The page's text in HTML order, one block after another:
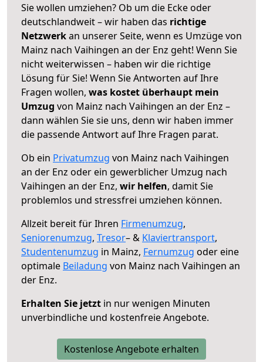
Sie wollen umziehen? Ob um die Ecke oder
deutschlandweit – wir haben das richtige
Netzwerkan unserer Seite, wenn es Umzüge von
Mainz nach Vaihingen an der Enz geht! Wenn Sie
nicht weiterwissen – haben wir die richtige
Lösung für Sie! Wenn Sie Antworten auf Ihre
Fragen wollen, was kostet überhaupt mein
Umzug von Mainz nach Vaihingen an der Enz –
dann wählen Sie sie uns, denn wir haben immer
die passende Antwort auf Ihre Fragen parat.
Ob ein Privatumzug von Mainz nach Vaihingen
an der Enz oder ein gewerblicher Umzug nach
Vaihingen an der Enz, wir helfen, damit Sie
problemlos und stressfrei umziehen können.
Allzeit bereit für Ihren Firmenumzug,
Seniorenumzug, Tresor– & Klaviertransport,
Studentenumzug in Mainz, Fernumzug oder eine
optimale Beiladung von Mainz nach Vaihingen an
der Enz.
Erhalten Sie jetzt in nur wenigen Minuten
unverbindliche und kostenfreie Angebote.
Kostenlose Angebote erhalten